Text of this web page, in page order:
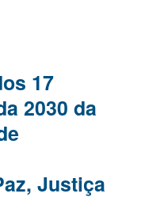
17
2030 da
Justiça